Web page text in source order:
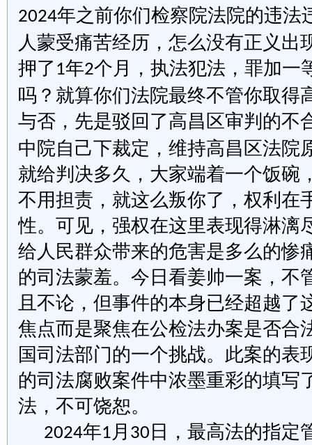
2024年之前你们检察院法院的违法
人蒙受痛苦经历，怎么没有正义出
押了 1年2个月 ， 执法犯法，罪加一
吗？就算你们法院最终不管你取得
与否 ， 先是驳回了高昌区审判的不
中院自己下裁定，维持高昌区法院
就给判决多久，大家端着一个饭碗
不用担责，就这么叛你了， 权利在
性。 可见，强权在这里表现得淋漓
给人民群众带来的危害是多么的惨
的司法蒙羞。今日看姜帅一案 ， 不
且不论 ，但事件的本身已经超越了
焦点而是聚焦在公检法办案是否合
国司法部门的一个挑战。 此案的表
的司法腐败案件中浓墨重彩的填写
法，不可饶恕。
2024年1月 30 日 ，最高法的指定